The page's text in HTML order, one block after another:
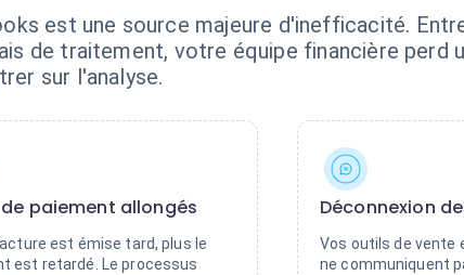
est une source majeure d'inefficacité.
de traitement, votre équipe financière perd
sur l'analyse.
paiement allongés
est émise tard, plus le
est retardé. Le processus
Déconnexion
Vos outils de vente
ne communiquent